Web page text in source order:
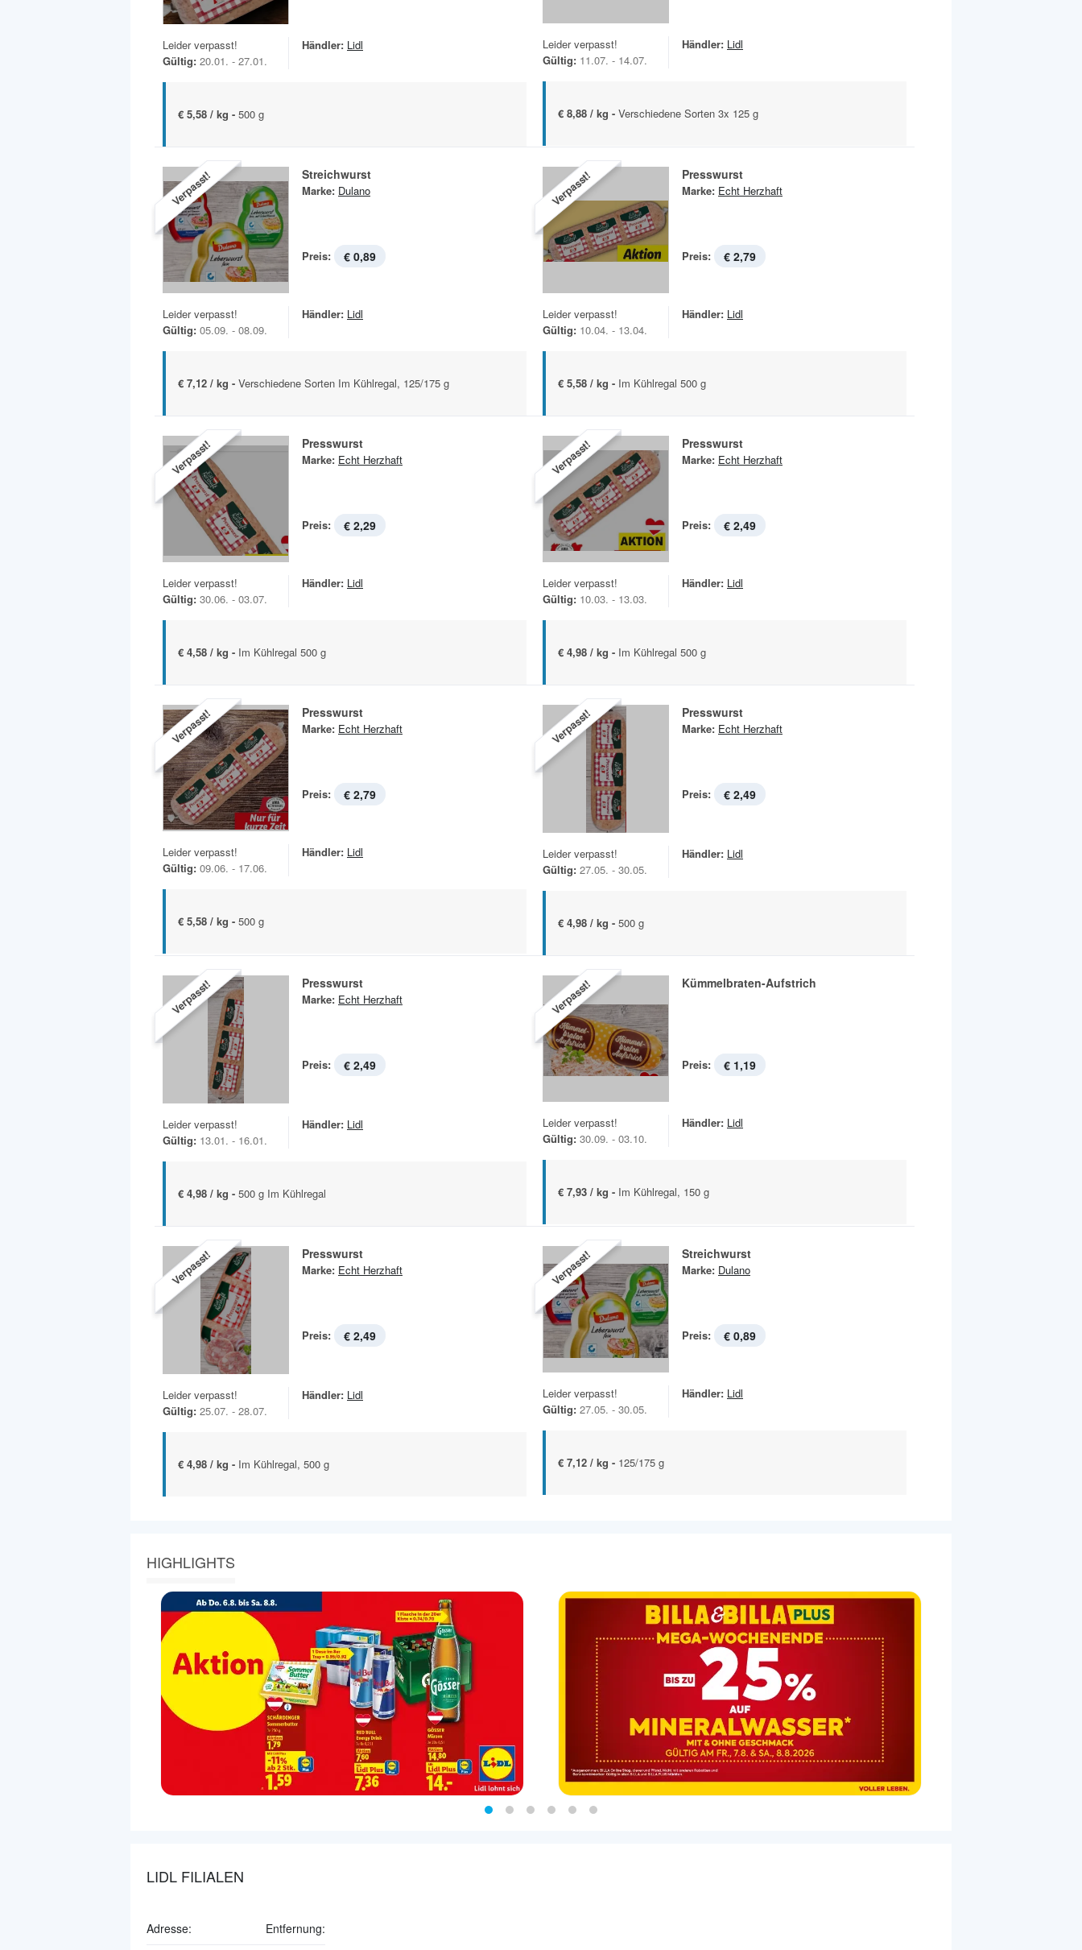
Leider verpasst!
Gültig: 20.01. - 27.01.
Händler: Lidl
€ 5,58 / kg - 500 g
Leider verpasst!
Gültig: 11.07. - 14.07.
Händler: Lidl
€ 8,88 / kg - Verschiedene Sorten 3x 125 g
Verpasst! Streichwurst
Marke: Dulano
Preis: € 0,89
Leider verpasst!
Gültig: 05.09. - 08.09.
Händler: Lidl
€ 7,12 / kg - Verschiedene Sorten Im Kühlregal, 125/175 g
Verpasst! Presswurst
Marke: Echt Herzhaft
Preis: € 2,79
Leider verpasst!
Gültig: 10.04. - 13.04.
Händler: Lidl
€ 5,58 / kg - Im Kühlregal 500 g
Verpasst! Presswurst
Marke: Echt Herzhaft
Preis: € 2,29
Leider verpasst!
Gültig: 30.06. - 03.07.
Händler: Lidl
€ 4,58 / kg - Im Kühlregal 500 g
Verpasst! Presswurst
Marke: Echt Herzhaft
Preis: € 2,49
Leider verpasst!
Gültig: 10.03. - 13.03.
Händler: Lidl
€ 4,98 / kg - Im Kühlregal 500 g
Verpasst! Presswurst
Marke: Echt Herzhaft
Preis: € 2,79
Leider verpasst!
Gültig: 09.06. - 17.06.
Händler: Lidl
€ 5,58 / kg - 500 g
Verpasst! Presswurst
Marke: Echt Herzhaft
Preis: € 2,49
Leider verpasst!
Gültig: 27.05. - 30.05.
Händler: Lidl
€ 4,98 / kg - 500 g
Verpasst! Presswurst
Marke: Echt Herzhaft
Preis: € 2,49
Leider verpasst!
Gültig: 13.01. - 16.01.
Händler: Lidl
€ 4,98 / kg - 500 g Im Kühlregal
Verpasst! Kümmelbraten-Aufstrich
Preis: € 1,19
Leider verpasst!
Gültig: 30.09. - 03.10.
Händler: Lidl
€ 7,93 / kg - Im Kühlregal, 150 g
Verpasst! Presswurst
Marke: Echt Herzhaft
Preis: € 2,49
Leider verpasst!
Gültig: 25.07. - 28.07.
Händler: Lidl
€ 4,98 / kg - Im Kühlregal, 500 g
Verpasst! Streichwurst
Marke: Dulano
Preis: € 0,89
Leider verpasst!
Gültig: 27.05. - 30.05.
Händler: Lidl
€ 7,12 / kg - 125/175 g
HIGHLIGHTS
LIDL FILIALEN
Adresse: Entfernung: